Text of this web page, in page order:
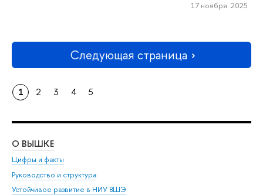
17 ноября 2025
Следующая страница
1 2 3 4 5
О ВЫШКЕ
Цифры и факты
Руководство и структура
Устойчивое развитие в НИУ ВШЭ